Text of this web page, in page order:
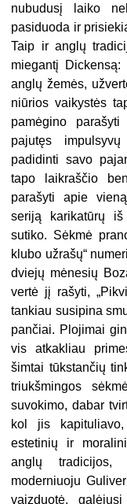
nubudusį laiko
pasiduoda ir
Taip ir anglų
miegantį
anglų žemės,
niūrios vaikystės
pamėgino
pajutęs
padidinti savo
tapo laikraščio
parašyti apie
seriją karikatūrų
sutiko. Sėkmė
klubo užrašų“
dviejų mėnesių
vertė jį rašyti,
tankiau susipina
pančiai. Plojimai
vis atkakliau
šimtai tūkstančių
triukšmingos
suvokimo, dabar
kol jis
estetinių ir
anglų tradicijos,
moderniuoju
vaizduotė,